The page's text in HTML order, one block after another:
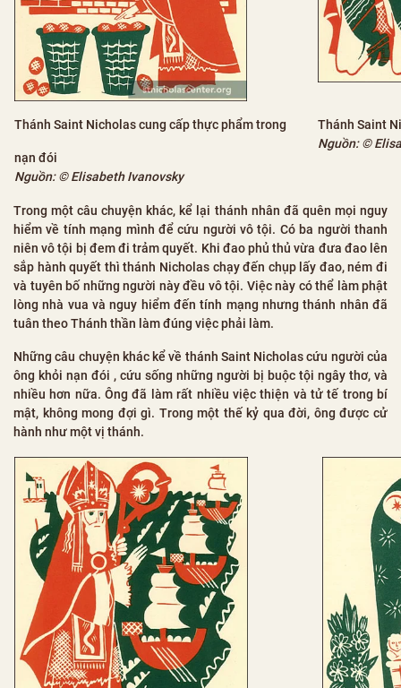
Thánh Saint Nicholas cung cấp thực phẩm trong
nạn đói
Nguồn: © Elisabeth Ivanovsky
Thánh Saint
Nguồn: ©
Trong một câu chuyện khác, kể lại thánh nhân đã quên mọi nguy
hiểm về tính mạng mình để cứu người vô tội. Có ba người thanh
niên vô tội bị đem đi trảm quyết. Khi đao phủ thủ vừa đưa đao lên
sắp hành quyết thì thánh Nicholas chạy đến chụp lấy đao, ném đi
và tuyên bố những người này đều vô tội. Việc này có thể làm phật
lòng nhà vua và nguy hiểm đến tính mạng nhưng thánh nhân đã
tuân theo Thánh thần làm đúng việc phải làm.
Những câu chuyện khác kể về thánh Saint Nicholas cứu người của
ông khỏi nạn đói , cứu sống những người bị buộc tội ngây thơ, và
nhiều hơn nữa. Ông đã làm rất nhiều việc thiện và tử tế trong bí
mật, không mong đợi gì. Trong một thế kỷ qua đời, ông được cử
hành như một vị thánh.